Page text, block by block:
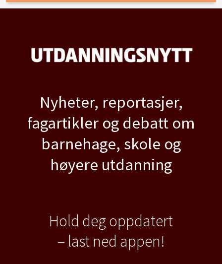
Nyheter, reportasjer,
fagartikler og debatt om
barnehage, skole og
høyere utdanning
Hold deg oppdatert
– last ned appen!